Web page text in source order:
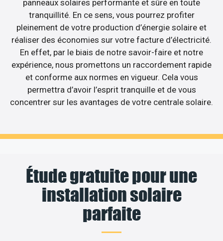
panneaux solaires performante et sûre en toute
tranquillité. En ce sens, vous pourrez profiter
pleinement de votre production d’énergie solaire et
réaliser des économies sur votre facture d’électricité.
En effet, par le biais de notre savoir-faire et notre
expérience, nous promettons un raccordement rapide
et conforme aux normes en vigueur. Cela vous
permettra d’avoir l’esprit tranquille et de vous
concentrer sur les avantages de votre centrale solaire.
Étude gratuite pour une
installation solaire
parfaite